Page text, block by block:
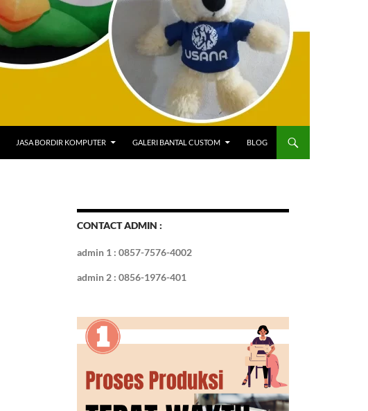
JASA BORDIR KOMPUTER GALERI BANTAL CUSTOM BLOG
CONTACT ADMIN :
admin 1 : 0857-7576-4002
admin 2 : 0856-1976-401